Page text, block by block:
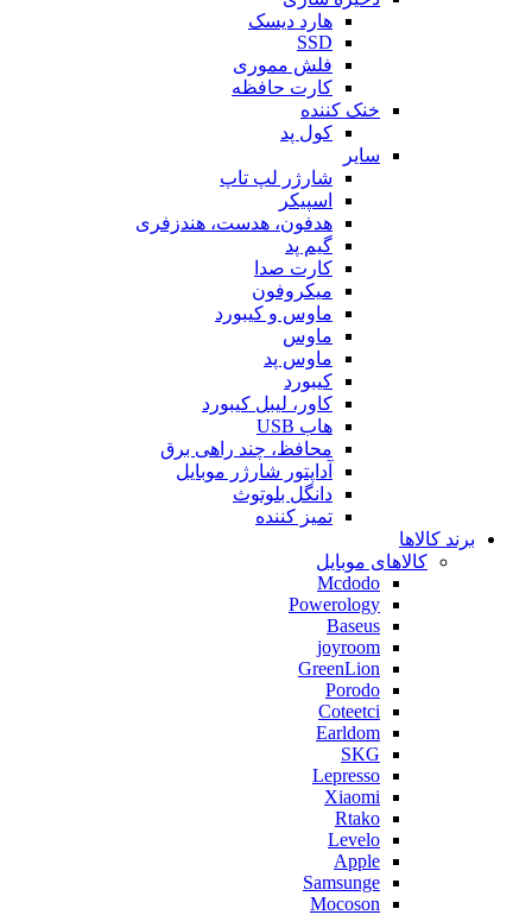
هارد دیسک
SSD
فلش مموری
کارت حافظه
خنک کننده
کول پد
سایر
شارژر لپ تاپ
اسپیکر
هدفون، هدست، هندزفری
گیم پد
کارت صدا
میکروفون
ماوس و کیبورد
ماوس
ماوس پد
کیبورد
کاور، لیبل کیبورد
هاب USB
محافظ، چند راهی برق
آداپتور شارژر موبایل
دانگل بلوتوث
تمیز کننده
برند کالاها
کالاهای موبایل
Mcdodo
Powerology
Baseus
joyroom
GreenLion
Porodo
Coteetci
Earldom
SKG
Lepresso
Xiaomi
Rtako
Levelo
Apple
Samsunge
Mocoson